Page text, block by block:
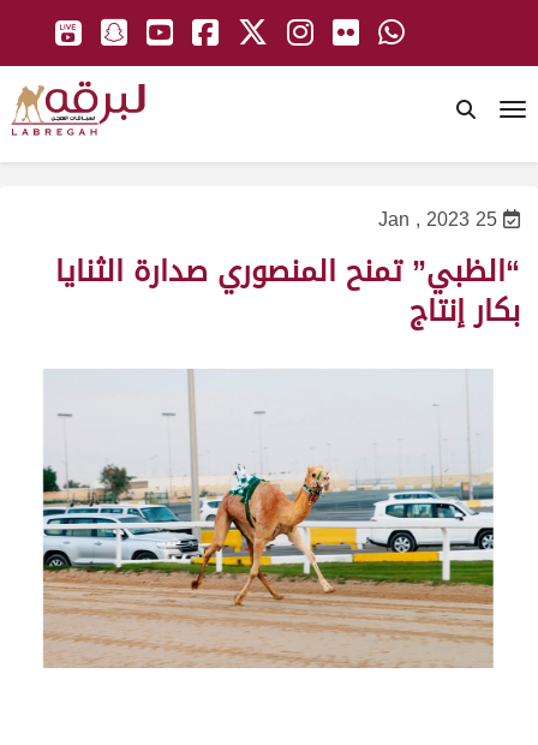
25 Jan , 2023
“الظبي” تمنح المنصوري صدارة الثنايا
بكار إنتاج